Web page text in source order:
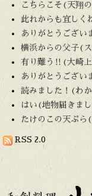
こちらこそ(天翔
此れからも宜しく
ありがとうござい
横浜からの父子(
有り難う‼️(大崎
ありがとうござい
読みました！(わ
はい(地物届きま
たけのこの天ぷら
RSS 2.0